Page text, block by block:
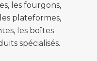
les fourgons,
plateformes,
les boîtes
spécialisés.